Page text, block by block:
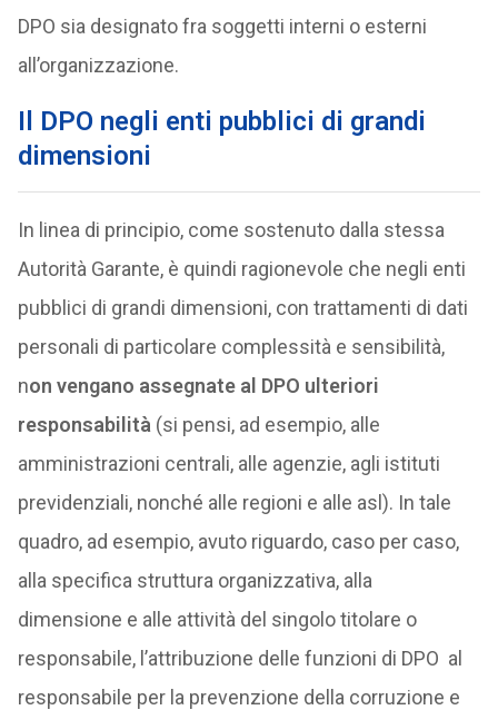
DPO sia designato fra soggetti interni o esterni
all’organizzazione.
Il DPO negli enti pubblici di grandi
dimensioni
In linea di principio, come sostenuto dalla stessa
Autorità Garante, è quindi ragionevole che negli enti
pubblici di grandi dimensioni, con trattamenti di dati
personali di particolare complessità e sensibilità,
non vengano assegnate al DPO ulteriori
responsabilità (si pensi, ad esempio, alle
amministrazioni centrali, alle agenzie, agli istituti
previdenziali, nonché alle regioni e alle asl). In tale
quadro, ad esempio, avuto riguardo, caso per caso,
alla specifica struttura organizzativa, alla
dimensione e alle attività del singolo titolare o
responsabile, l’attribuzione delle funzioni di DPO al
responsabile per la prevenzione della corruzione e